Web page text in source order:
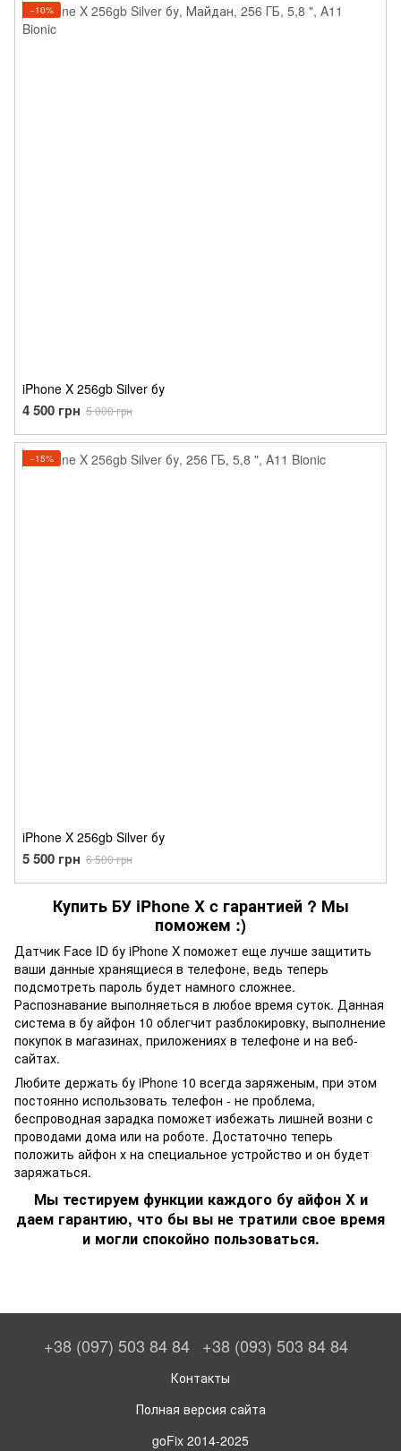
−10%
iPhone X 256gb Silver бу
4 500 грн 5 000 грн
−15%
iPhone X 256gb Silver бу
5 500 грн 6 500 грн
Купить БУ iPhone X c гарантией ? Мы
поможем :)
Датчик Face ID бу iPhone X поможет еще лучше защитить
ваши данные хранящиеся в телефоне, ведь теперь
подсмотреть пароль будет намного сложнее.
Распознавание выполняеться в любое время суток. Данная
система в бу айфон 10 облегчит разблокировку, выполнение
покупок в магазинах, приложениях в телефоне и на веб-
сайтах.
Любите держать бу iPhone 10 всегда заряженым, при этом
постоянно использовать телефон - не проблема,
беспроводная зарадка поможет избежать лишней возни с
проводами дома или на роботе. Достаточно теперь
положить айфон х на специальное устройство и он будет
заряжаться.
Мы тестируем функции каждого бу айфон X и
даем гарантию, что бы вы не тратили свое время
и могли спокойно пользоваться.
+38 (097) 503 84 84 +38 (093) 503 84 84
Контакты
Полная версия сайта
goFix 2014-2025